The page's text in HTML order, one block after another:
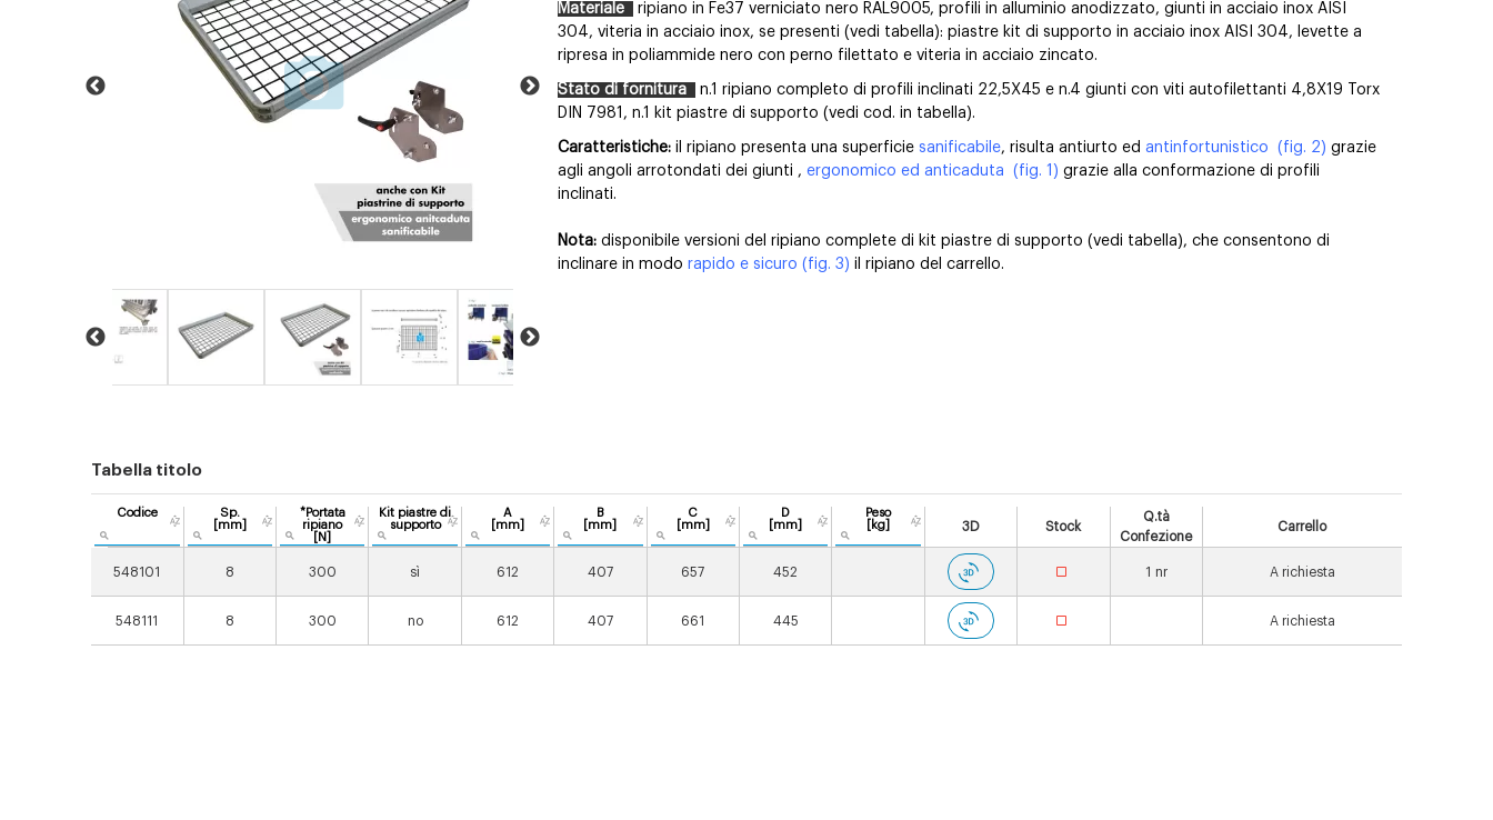
Materiale
ripiano in Fe37 verniciato nero RAL9005, profili in alluminio anodizzato, giunti in acciaio inox AISI
304, viteria in acciaio inox, se presenti (vedi tabella): piastre kit di supporto in acciaio inox AISI 304, levette a
ripresa in poliammide nero con perno filettato e viteria in acciaio zincato.
Stato di fornitura
n.1 ripiano completo di profili inclinati 22,5X45 e n.4 giunti con viti autofilettanti 4,8X19 Torx
DIN 7981, n.1 kit piastre di supporto (vedi cod. in tabella).
Caratteristiche:il ripiano presenta una superficie sanificabile, risulta antiurto ed antinfortunistico (fig. 2) grazie
agli angoli arrotondati dei giunti , ergonomico ed anticaduta (fig. 1) grazie alla conformazione di profili
inclinati.
Nota:disponibile versioni del ripiano complete di kit piastre di supporto (vedi tabella), che consentono di
inclinare in modo rapido e sicuro (fig. 3) il ripiano del carrello.
Tabella titolo
Codice
Sp.
[mm]
*Portata
ripiano
[N]
Kit piastre di
supporto
A
[mm]
B
[mm]
C
[mm]
D
[mm]
Peso
[kg]
3D Stock
Q.tà
Confezione
Carrello
548101 8 300 sì 612 407 657 452 1 nr A richiesta
548111 8 300 no 612 407 661 445 A richiesta